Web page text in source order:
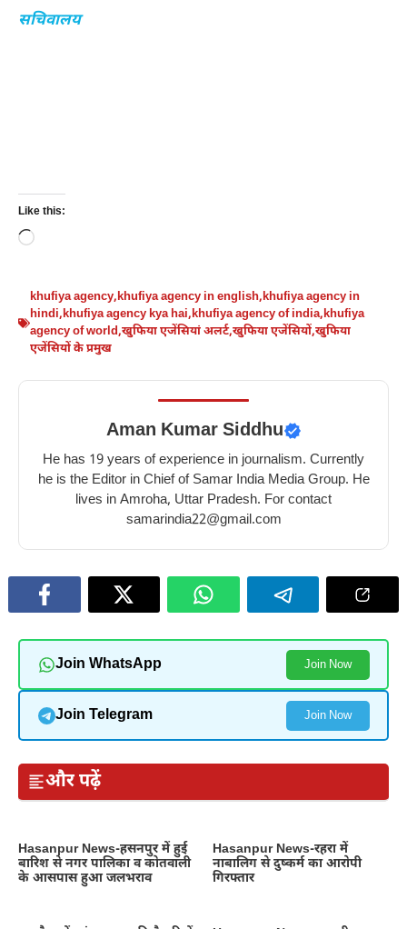
सचिवालय
Like this:
Loading…
khufiya agency,khufiya agency in english,khufiya agency in
hindi,khufiya agency kya hai,khufiya agency of india,khufiya
agency of world,खुफिया एजेंसियां अलर्ट,खुफिया एजेंसियों,खुफिया
एजेंसियों के प्रमुख
Aman Kumar Siddhu
He has 19 years of experience in journalism. Currently
he is the Editor in Chief of Samar India Media Group. He
lives in Amroha, Uttar Pradesh. For contact
samarindia22@gmail.com
Join WhatsApp Join Now
Join Telegram Join Now
और पढ़ें
Hasanpur News-हसनपुर में हुई
बारिश से नगर पालिका व कोतवाली
के आसपास हुआ जलभराव
Hasanpur News-रहरा में
नाबालिग से दुष्कर्म का आरोपी
गिरफ्तार